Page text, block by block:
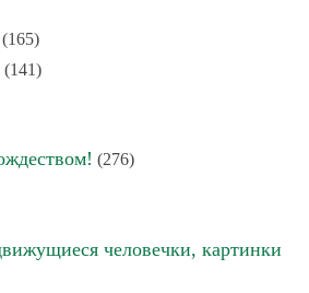
(165)
(141)
(276)
человечки, картинки